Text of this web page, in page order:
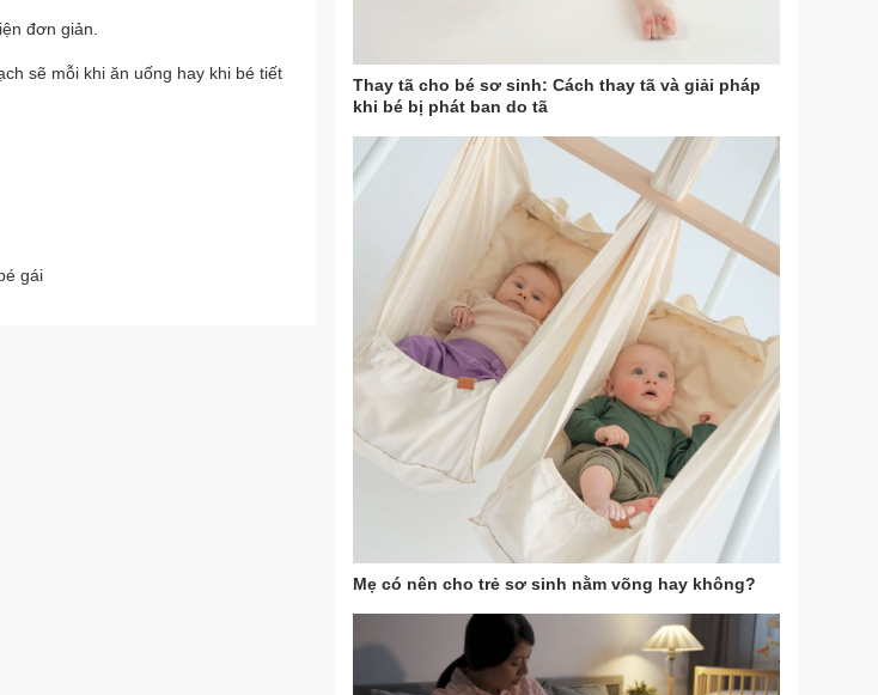
đơn giản.
sẽ mỗi khi ăn uống hay khi bé tiết
gái
Thay tã cho bé sơ sinh: Cách thay tã và giải pháp
khi bé bị phát ban do tã
Mẹ có nên cho trẻ sơ sinh nằm võng hay không?